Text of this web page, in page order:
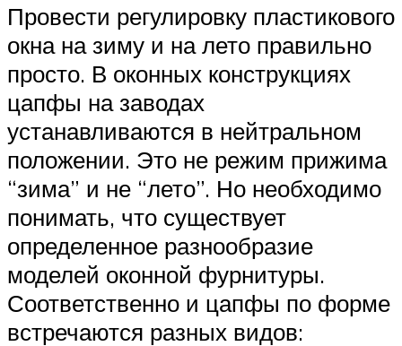
Провести регулировку пластикового
окна на зиму и на лето правильно
просто. В оконных конструкциях
цапфы на заводах
устанавливаются в нейтральном
положении. Это не режим прижима
“зима” и не “лето”. Но необходимо
понимать, что существует
определенное разнообразие
моделей оконной фурнитуры.
Соответственно и цапфы по форме
встречаются разных видов: